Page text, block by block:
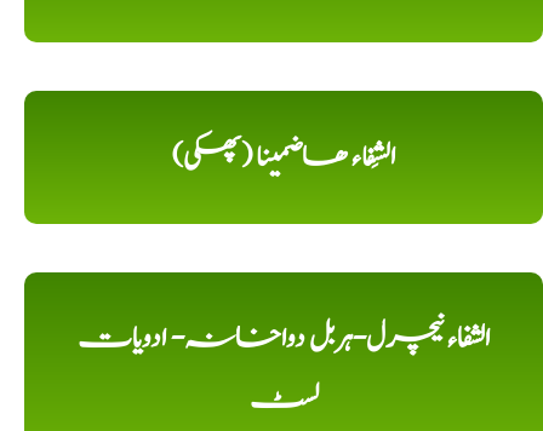
الشِفاء ھاضمینا (پھکی)
الشفاء نیچرل-ہربل دواخانہ- ادویات
لسٹ